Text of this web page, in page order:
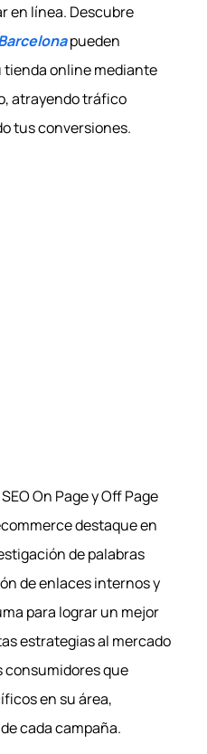
en línea. Descubre
pueden
tienda online mediante
atrayendo tráfico
tus conversiones.
On Page y Off Page
destaque en
de palabras
de enlaces internos y
para lograr un mejor
estrategias al mercado
consumidores que
en su área,
cada campaña.